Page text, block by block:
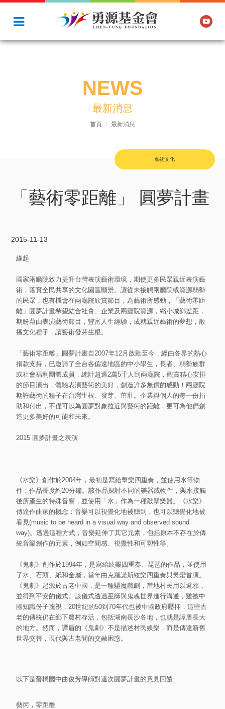
NEWS
最新消息
首頁 最新消息
藝術文化
「藝術零距離」 圓夢計畫
2015-11-13
緣起
國家兩廳院致力提升台灣表演藝術環境，期使更多民眾親近表演藝
術，落實全民共享的文化園區願景。讓從未接觸兩廳院或資源弱勢
的民眾，也有機會在兩廳院欣賞節目，為藝術所感動，「藝術零距
離」圓夢計畫希望結合社會、企業及兩廳院資源，縮小城鄉差距，
期盼藉由表演藝術節目，豐富人生經驗，成就親近藝術的夢想，散
播文化種子，讓藝術發芽生根。
「藝術零距離」圓夢計畫自2007年12月啟動至今，經由各界的熱心
捐款支持，已邀請了全台各偏遠地區的中小學生，長者、弱勢族群
或社會福利團體成員，總計超過2萬5千人到兩廳院，觀賞精心安排
的節目演出，體驗表演藝術的美好，創造許多無價的感動！兩廳院
期許藝術的種子在台灣生根、發芽、茁壯。企業與個人的每一份捐
助和付出，不僅可以為圓夢對象拉近與藝術的距離，更可為他們創
造更多美好的可能和未來。
2015 圓夢計畫之表演
《水樂》創作於2004年，最初是寫給擊樂四重奏，並使用水等物
件；作品長度約20分鐘。該作品探討不同的樂器或物件，與水接觸
後所產生的特殊音響，並使用「水」作為一種敲擊樂器。《水樂》
傳達作曲家的概念：音樂可以視覺化地被聽到，也可以聽覺化地被
看見(music to be heard in a visual way and observed sound
way)。透過這種方式，音樂延伸了其它元素，包括原本不存在於傳
統音樂創作的元素，例如空間感、視覺性和可塑性等。
《鬼劇》創作於1994年，是寫給絃樂四重奏、琵琶的作品，並使用
了水、石頭、紙和金屬，當年由克羅諾斯絃樂四重奏與吳蠻首演。
《鬼劇》起源於古老中國，是一種驅魔戲劇，當地村民用以避邪，
並得到平安的儀式。該儀式透過巫師與鬼魂世界進行溝通，雖被中
國知識份子蔑視，20世紀的50到70年代也被中國政府壓抑，這些古
老的傳統仍在鄉下農村存活，包括湖南長沙各地，也就是譚盾長大
的地方。然而，譚盾的《鬼劇》不是描述村民娛樂，而是傳達新舊
世界交替，現代與古老間的交融困惑。
以下是螢橋國中曲俊芳導師對這次圓夢計畫的意見回饋:
藝術，零距離